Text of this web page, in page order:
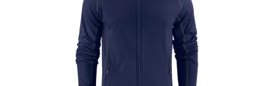
OFFERTEAANVRAAG